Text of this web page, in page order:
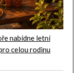
nabídne letní
celou rodinu